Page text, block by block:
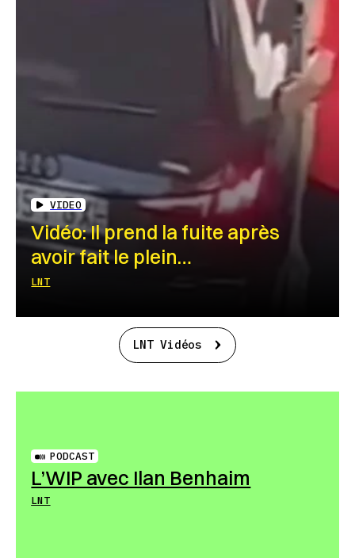
VIDEO
Vidéo: Il prend la fuite après
avoir fait le plein…
LNT
LNT Vidéos
PODCAST
L’WIP avec Ilan Benhaim
LNT